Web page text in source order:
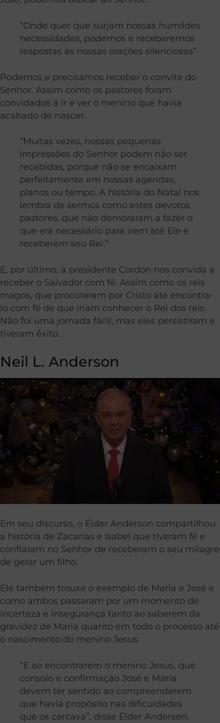
“Onde quer que surjam nossas humildes
necessidades, podemos e receberemos
respostas às nossas orações silenciosas”
Podemos e precisamos receber o convite do
Senhor. Assim como os pastores foram
convidados a ir e ver o menino que havia
acabado de nascer.
“Muitas vezes, nossas pequenas
impressões do Senhor podem não ser
recebidas, porque não se encaixam
perfeitamente em nossas agendas,
planos ou tempo. A história do Natal nos
lembra de sermos como estes devotos
pastores, que não demoraram a fazer o
que era necessário para irem até Ele e
receberem seu Rei.”
E, por último, a presidente Cordon nos convida a
receber o Salvador com fé. Assim como os reis
magos, que procuraram por Cristo até encontra-
lo com fé de que iriam conhecer o Rei dos reis.
Não foi uma jornada fácil, mas eles persistiram e
tiveram êxito.
Neil L. Anderson
Em seu discurso, o Élder Anderson compartilhou
a história de Zacarias e Isabel que tiveram fé e
confiaram no Senhor de receberam o seu milagre
de gerar um filho.
Ele também trouxe o exemplo de Maria e José e
como ambos passaram por um momento de
incerteza e insegurança tanto ao saberem da
gravidez de Maria quanto em todo o processo até
o nascimento do menino Jesus.
“E ao encontrarem o menino Jesus, que
consolo e confirmação José e Maria
devem ter sentido ao compreenderem
que havia propósito nas dificuldades
que os cercava”, disse Élder Andersen.